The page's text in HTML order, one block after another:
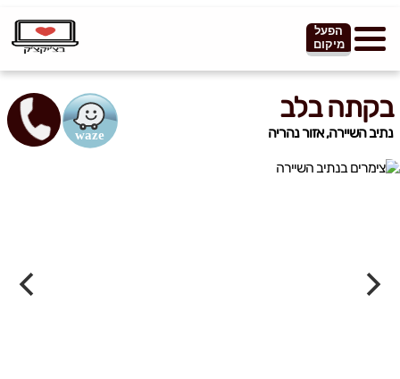
הפעל
מיקום
בקתה בלב
נתיב השיירה, אזור נהריה